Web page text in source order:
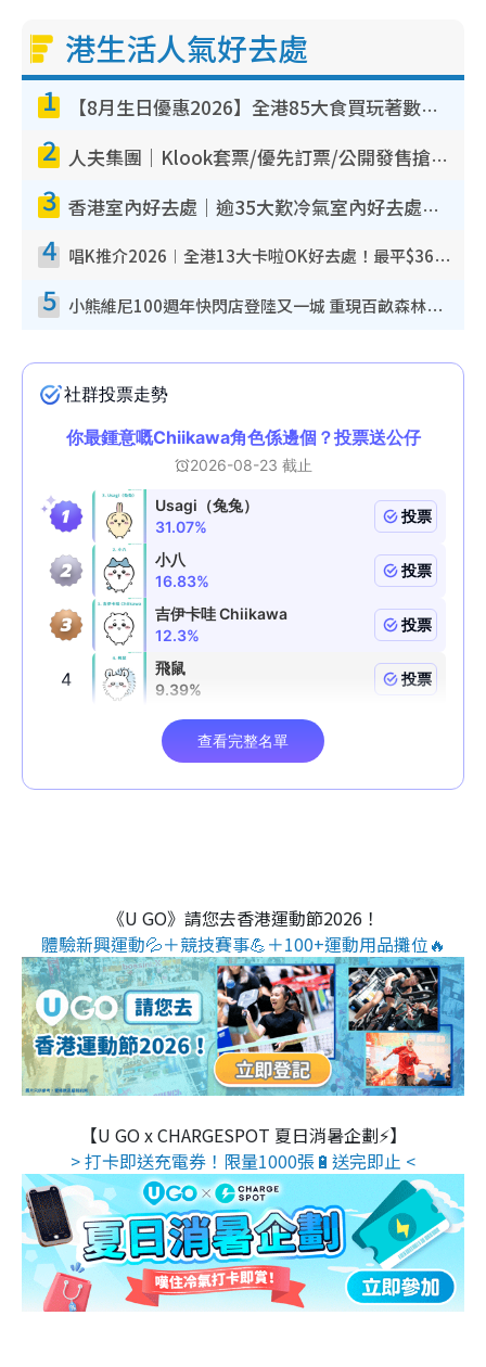
港生活人氣好去處
1 【8月生日優惠2026】全港85大食買玩著數攻略 自助餐/火鍋放題同行免費＋誠品/DONKI送現金券
2 人夫集團｜Klook套票/優先訂票/公開發售搶飛攻略！附票價.購票連結.場地座位表
3 香港室內好去處｜逾35大歎冷氣室內好去處推介 室內活動免費避雨無懼落雨
4 唱K推介2026︱全港13大卡啦OK好去處！最平$36起 日文K都有！(附地址+收費詳情)
5 小熊維尼100週年快閃店登陸又一城 重現百畝森林經典場景／獨家限定盲盒登場／專屬DIY香水
《U GO》請您去香港運動節2026！
體驗新興運動💦＋競技賽事💪＋100+運動用品攤位🔥
【U GO x CHARGESPOT 夏日消暑企劃⚡】
> 打卡即送充電券！限量1000張🔋送完即止 <